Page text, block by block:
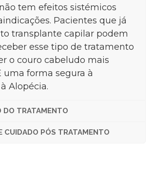
tem efeitos sistémicos
Pacientes que já
transplante capilar podem
esse tipo de tratamento
o couro cabeludo mais
uma forma segura à
Alopécia.
DO TRATAMENTO
CUIDADO PÓS TRATAMENTO